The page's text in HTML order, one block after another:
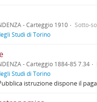
- Carteggio 1910 Sotto-
Studi di Torino
- Carteggio 1884-85 7.34
Studi di Torino
istruzione dispone il